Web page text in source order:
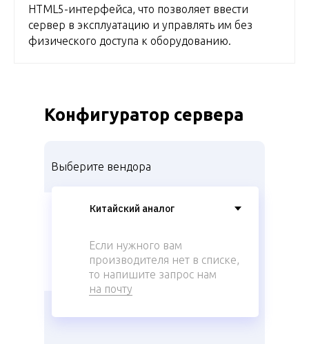
HTML5-интерфейса, что позволяет ввести
сервер в эксплуатацию и управлять им без
физического доступа к оборудованию.
Выберите вендора
Если нужного вам
производителя нет в списке,
то напишите запрос нам
на почту
Конфигуратор сервера